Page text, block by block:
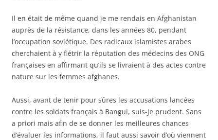
Il en était de même quand je me rendais en Afghanistan
auprès de la résistance, dans les années 80, pendant
l’occupation soviétique. Des radicaux islamistes arabes
cherchaient à y flétrir la réputation des médecins des ONG
françaises en affirmant qu’ils se livraient à des actes contre
nature sur les femmes afghanes.
Aussi, avant de tenir pour sûres les accusations lancées
contre les soldats français à Bangui, suis-je prudent. Sans
a priori mais afin de se donner les meilleures chances
d’évaluer les informations, il faut aussi savoir d’où viennent